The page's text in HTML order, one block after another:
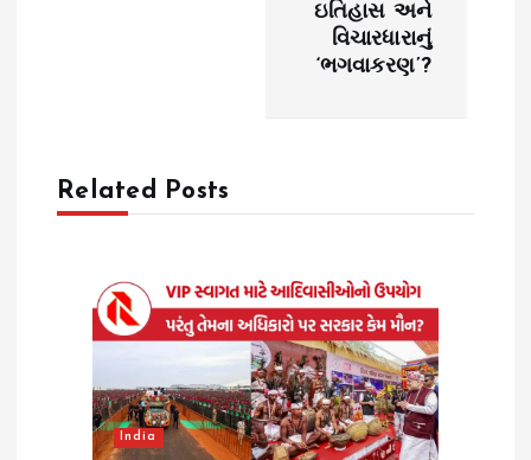
g
ઇતિહાસ અને
વિચારધારાનું
‘ભગવાકરણ’?
Related Posts
India